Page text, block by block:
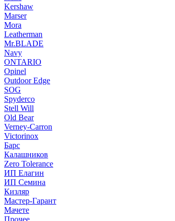
Kershaw
Marser
Mora
Leatherman
Mr.BLADE
Navy
ONTARIO
Opinel
Outdoor Edge
SOG
Spyderco
Stell Will
Old Bear
Verney-Carron
Victorinox
Барс
Калашников
Zero Tolerance
ИП Елагин
ИП Семина
Кизляр
Мастер-Гарант
Мачете
Прочее